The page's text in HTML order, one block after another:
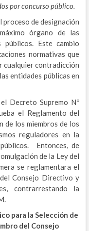
por concurso público.
de designación
órgano de las
públicos. Este cambio
normativas que
cualquier contradicción
entidades públicas en
Decreto Supremo Nº
el Reglamento del
de los miembros de los
reguladores en la
Entonces, de
de la Ley del
se reglamentara el
Consejo Directivo y
contrarrestando la
para la Selección de
del Consejo